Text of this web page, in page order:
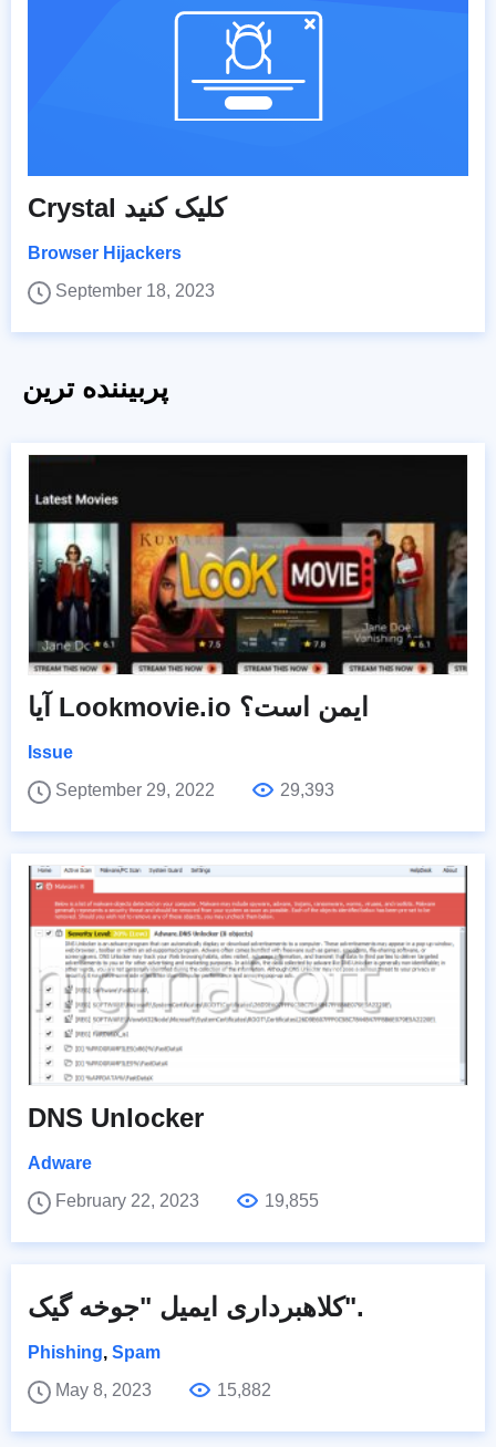
Crystal کلیک کنید
Browser Hijackers
September 18, 2023
پربیننده ترین
آیا Lookmovie.io ایمن است؟
Issue
September 29, 2022
29,393
DNS Unlocker
Adware
February 22, 2023
19,855
کلاهبرداری ایمیل "جوخه گیک".
Phishing, Spam
May 8, 2023
15,882